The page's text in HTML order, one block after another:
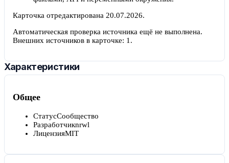
Карточка отредактирована 20.07.2026.
Автоматическая проверка источника ещё не выполнена.
Внешних источников в карточке: 1 .
Характеристики
Общее
СтатусСообщество
Разработчикnrwl
ЛицензияMIT